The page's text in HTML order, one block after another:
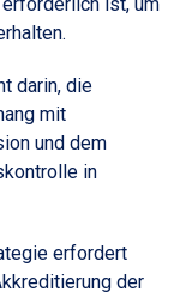
darin, die
mit
und dem
in
erfordert
der